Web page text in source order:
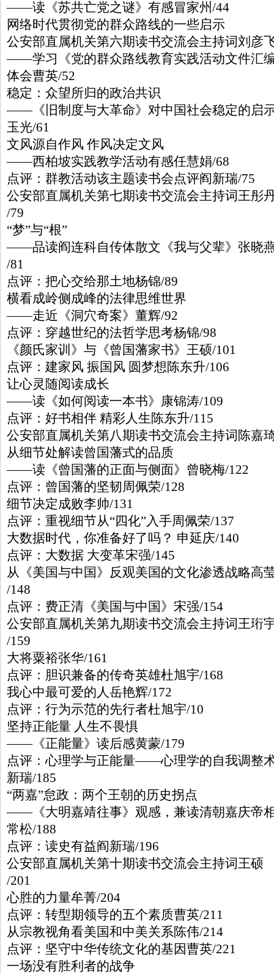
——读《苏共亡党之谜》有感冒家州/44
网络时代贯彻党的群众路线的一些启示
公安部直属机关第六期读书交流会主持词刘彦
——学习《党的群众路线教育实践活动文件汇
体会曹英/52
稳定：众望所归的政治共识
——《旧制度与大革命》对中国社会稳定的启
玉光/61
文风源自作风 作风决定文风
——西柏坡实践教学活动有感任慧娟/68
点评：群教活动该主题读书会点评阎新瑞/75
公安部直属机关第七期读书交流会主持词王彤
/79
“梦”与“根”
——品读阎连科自传体散文《我与父辈》张晓
/81
点评：把心交给那土地杨锦/89
横看成岭侧成峰的法律思维世界
——走近《洞穴奇案》董辉/92
点评：穿越世纪的法哲学思考杨锦/98
《颜氏家训》与《曾国藩家书》王硕/101
点评：建家风 振国风 圆梦想陈东升/106
让心灵随阅读成长
——读《如何阅读一本书》康锦涛/109
点评：好书相伴 精彩人生陈东升/115
公安部直属机关第八期读书交流会主持词陈嘉
从细节处解读曾国藩式的品质
——读《曾国藩的正面与侧面》曾晓梅/122
点评：曾国藩的坚韧周佩荣/128
细节决定成败李帅/131
点评：重视细节从“四化”入手周佩荣/137
大数据时代，你准备好了吗？ 申延庆/140
点评：大数据 大变革宋强/145
从《美国与中国》反观美国的文化渗透战略高
/148
点评：费正清《美国与中国》宋强/154
公安部直属机关第九期读书交流会主持词王珩
/159
大将粟裕张华/161
点评：胆识兼备的传奇英雄杜旭宇/168
我心中最可爱的人岳艳辉/172
点评：行为示范的先行者杜旭宇/10
坚持正能量 人生不畏惧
——《正能量》读后感黄蒙/179
点评：心理学与正能量——心理学的自我调整
新瑞/185
“两嘉”怠政：两个王朝的历史拐点
——《大明嘉靖往事》观感，兼读清朝嘉庆帝
常松/188
点评：读史有益阎新瑞/196
公安部直属机关第十期读书交流会主持词王硕
/201
心胜的力量牟菁/204
点评：转型期领导的五个素质曹英/211
从宗教视角看美国和中美关系陈伟/214
点评：坚守中华传统文化的基因曹英/221
一场没有胜利者的战争